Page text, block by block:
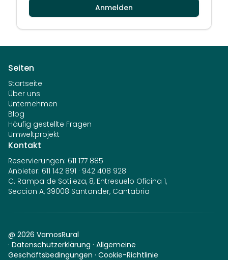
Anmelden
Seiten
Startseite
Über uns
Unternehmen
Blog
Häufig gestellte Fragen
Umweltprojekt
Kontakt
Reservierungen: 611 177 885
Anbieter: 611 142 891 · 942 408 928
C. Rampa de Sotileza, 8, Entresuelo Oficina 1,
Seccion A, 39008 Santander, Cantabria
@ 2026 VamosRural
· Datenschutzerklärung · Allgemeine
Geschäftsbedingungen · Cookie-Richtlinie